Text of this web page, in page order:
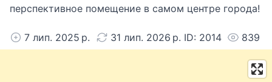
перспективное помещение в самом центре города!
7 лип. 2025 р. 31 лип. 2026 р. ID: 2014 839